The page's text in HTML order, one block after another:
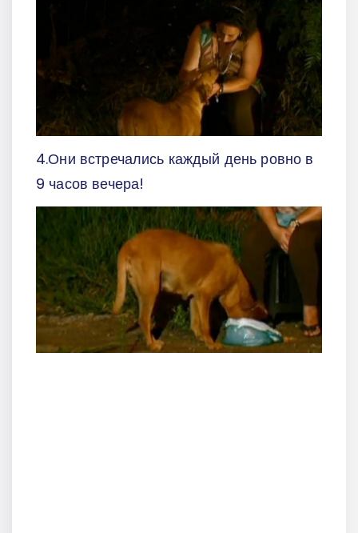
4.Они встречались каждый день ровно в
9 часов вечера!